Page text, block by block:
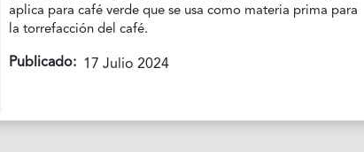
aplica para café verde que se usa como materia prima para
la torrefacción del café.
Publicado: 17 Julio 2024